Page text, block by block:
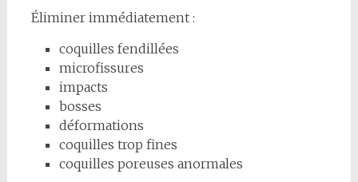
Éliminer immédiatement :
coquilles fendillées
microfissures
impacts
bosses
déformations
coquilles trop fines
coquilles poreuses anormales